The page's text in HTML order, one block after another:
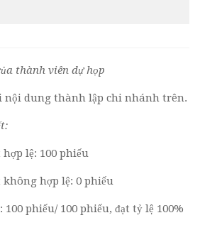
thành viên dự họp
nội dung thành lập chi nhánh trên.
lệ: 100 phiếu
không hợp lệ: 0 phiếu
phiếu/ 100 phiếu, đạt tỷ lệ 100%